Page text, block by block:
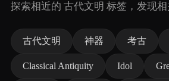
探索相近的 古代文明 标签，发现相
古代文明 神器 考古
Classical Antiquity Idol